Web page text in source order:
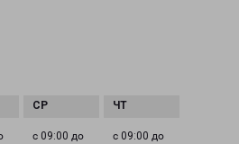
с 09:00 до
с 09:00 до